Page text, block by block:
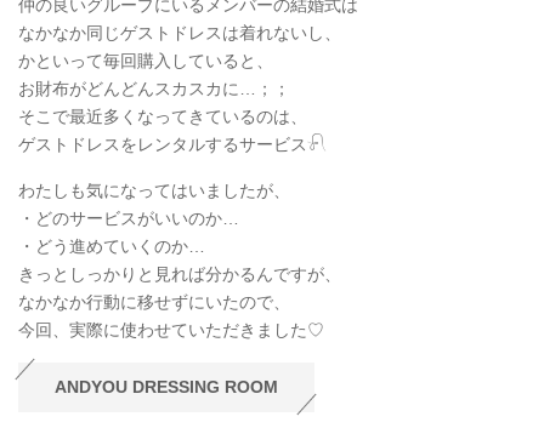
仲の良いグループにいるメンバーの結婚式は
なかなか同じゲストドレスは着れないし、
かといって毎回購入していると、
お財布がどんどんスカスカに…；；
そこで最近多くなってきているのは、
ゲストドレスをレンタルするサービス𓍯
わたしも気になってはいましたが、
・どのサービスがいいのか…
・どう進めていくのか…
きっとしっかりと見れば分かるんですが、
なかなか行動に移せずにいたので、
今回、実際に使わせていただきました♡
ANDYOU DRESSING ROOM